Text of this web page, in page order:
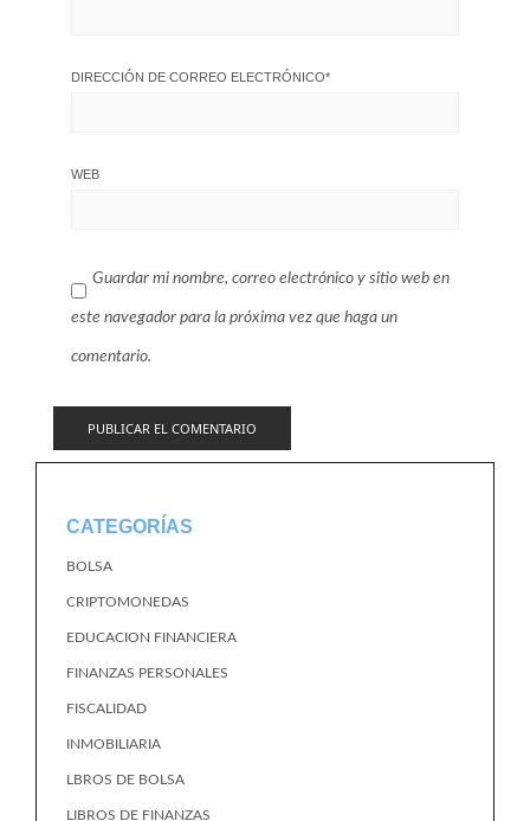
DIRECCIÓN DE CORREO ELECTRÓNICO*
WEB
Guardar mi nombre, correo electrónico y sitio web en
este navegador para la próxima vez que haga un
comentario.
CATEGORÍAS
BOLSA
CRIPTOMONEDAS
EDUCACION FINANCIERA
FINANZAS PERSONALES
FISCALIDAD
INMOBILIARIA
LBROS DE BOLSA
LIBROS DE FINANZAS